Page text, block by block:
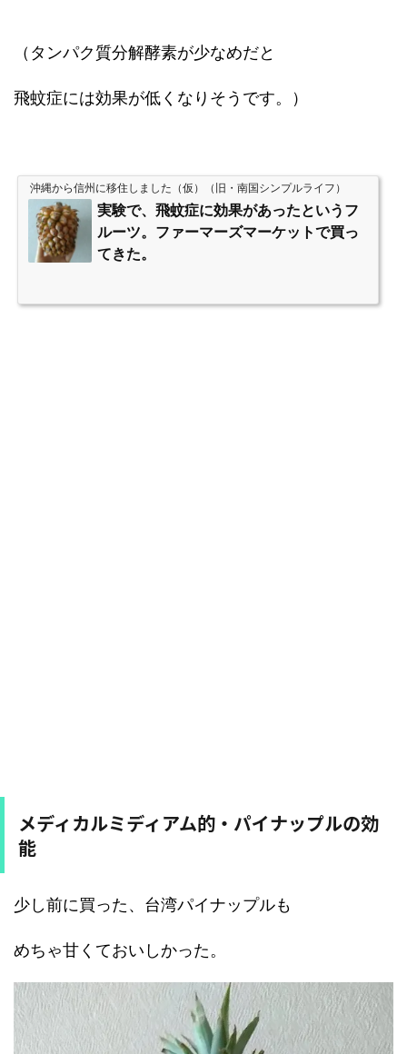
（タンパク質分解酵素が少なめだと
飛蚊症には効果が低くなりそうです。）
沖縄から信州に移住しました（仮）（旧・南国シンプルライフ）
実験で、飛蚊症に効果があったというフ
ルーツ。ファーマーズマーケットで買っ
てきた。
メディカルミディアム的・パイナップルの効
能
少し前に買った、台湾パイナップルも
めちゃ甘くておいしかった。